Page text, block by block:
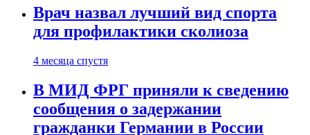
Врач назвал лучший вид спорта
для профилактики сколиоза
4 месяца спустя
В МИД ФРГ приняли к сведению
сообщения о задержании
гражданки Германии в России